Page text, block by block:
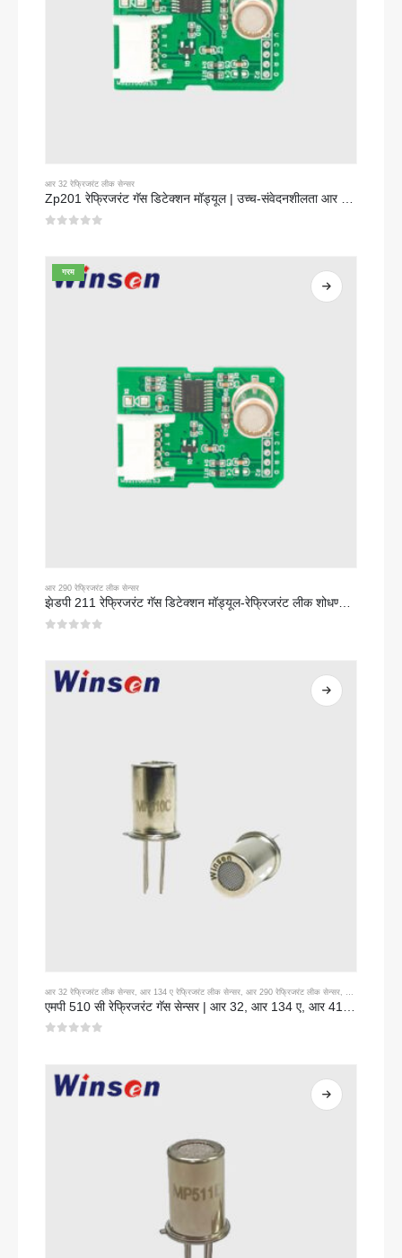
आर 32 रेफ्रिजरंट लीक सेन्सर
Zp201 रेफ्रिजरंट गॅस डिटेक्शन मॉड्यूल | उच्च-संवेदनशीलता आर 32 लीक सेन्सर
गरम
आर 290 रेफ्रिजरंट लीक सेन्सर
झेडपी 211 रेफ्रिजरंट गॅस डिटेक्शन मॉड्यूल-रेफ्रिजरंट लीक शोधण्यासाठी उच्च-संवेदनशीलता सेन्सर
आर 32 रेफ्रिजरंट लीक सेन्सर आर 134 ए रेफ्रिजरंट लीक सेन्सर आर 290 रेफ्रिजरंट लीक सेन्सर